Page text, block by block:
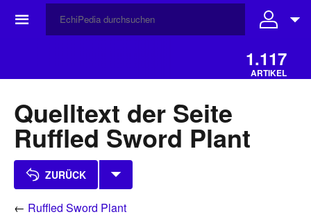
☰
1.117
ARTIKEL
Quelltext der Seite
Ruffled Sword Plant
ZURÜCK
← Ruffled Sword Plant